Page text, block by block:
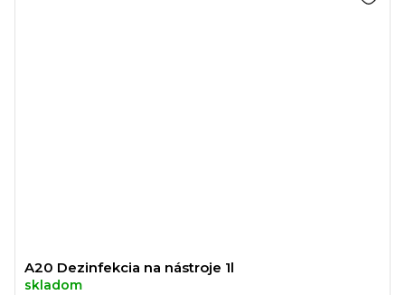
A20 Dezinfekcia na nástroje 1l
skladom